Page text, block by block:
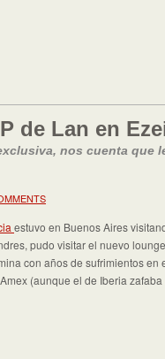
de Lan en
nos cuenta que
estuvo en Buenos Aires
pudo visitar el nuevo
con años de sufrimientos
(aunque el de Iberia zafaba